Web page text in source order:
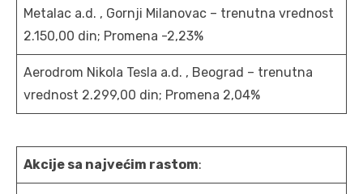
Metalac a.d. , Gornji Milanovac – trenutna vrednost
2.150,00 din; Promena -2,23%
Aerodrom Nikola Tesla a.d. , Beograd – trenutna
vrednost 2.299,00 din; Promena 2,04%
Akcije sa najvećim rastom: